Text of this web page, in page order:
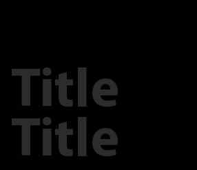
Title
Title